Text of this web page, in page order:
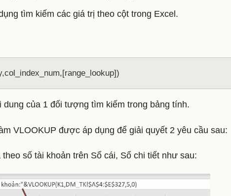
tìm kiếm các giá trị theo cột trong Excel.
của 1 đối tượng tìm kiếm trong bảng tính.
VLOOKUP được áp dụng để giải quyết 2 yêu cầu sau:
theo số tài khoản trên Sổ cái, Sổ chi tiết như sau: